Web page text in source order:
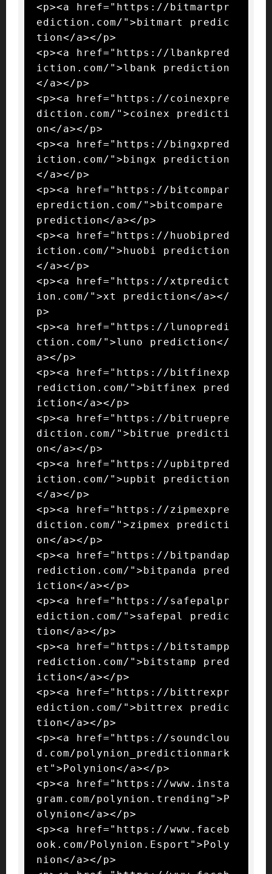
<p><a href="https://bitmartpr
ediction.com/">bitmart predic
tion</a></p>
<p><a href="https://lbankpred
iction.com/">lbank prediction
</a></p>
<p><a href="https://coinexpre
diction.com/">coinex predicti
on</a></p>
<p><a href="https://bingxpred
iction.com/">bingx prediction
</a></p>
<p><a href="https://bitcompar
eprediction.com/">bitcompare
prediction</a></p>
<p><a href="https://huobipred
iction.com/">huobi prediction
</a></p>
<p><a href="https://xtpredict
ion.com/">xt prediction</a></
p>
<p><a href="https://lunopredi
ction.com/">luno prediction</
a></p>
<p><a href="https://bitfinexp
rediction.com/">bitfinex pred
iction</a></p>
<p><a href="https://bitruepre
diction.com/">bitrue predicti
on</a></p>
<p><a href="https://upbitpred
iction.com/">upbit prediction
</a></p>
<p><a href="https://zipmexpre
diction.com/">zipmex predicti
on</a></p>
<p><a href="https://bitpandap
rediction.com/">bitpanda pred
iction</a></p>
<p><a href="https://safepalpr
ediction.com/">safepal predic
tion</a></p>
<p><a href="https://bitstampp
rediction.com/">bitstamp pred
iction</a></p>
<p><a href="https://bittrexpr
ediction.com/">bittrex predic
tion</a></p>
<p><a href="https://soundclou
d.com/polynion_predictionmark
et">Polynion</a></p>
<p><a href="https://www.insta
gram.com/polynion.trending">P
olynion</a></p>
<p><a href="https://www.faceb
ook.com/Polynion.Esport">Poly
nion</a></p>